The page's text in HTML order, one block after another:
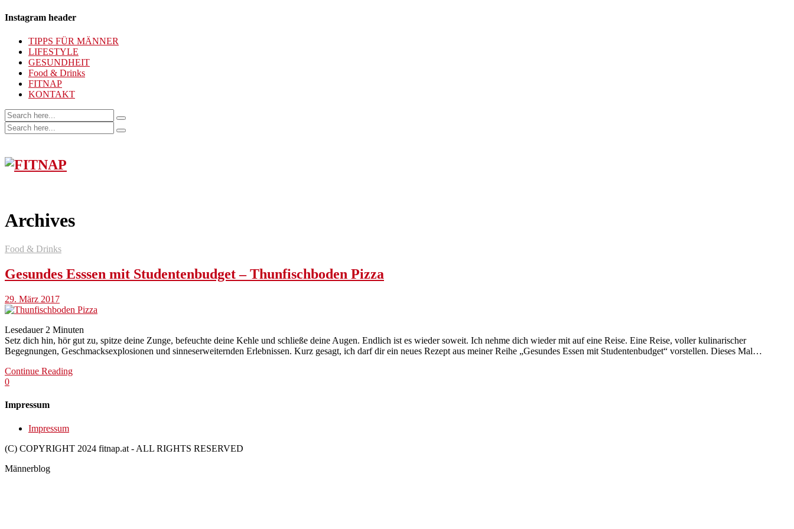
Instagram header
TIPPS FÜR MÄNNER
LIFESTYLE
GESUNDHEIT
Food & Drinks
FITNAP
KONTAKT
Archives
Food & Drinks
Gesundes Esssen mit Studentenbudget – Thunfischboden Pizza
29. März 2017
Lesedauer 2 Minuten
Setz dich hin, hör gut zu, spitze deine Zunge, befeuchte deine Kehle und schließe deine Augen. Endlich ist es wieder soweit. Ich nehme dich wieder mit auf eine Reise. Eine Reise, voller kulinarischer
Begegnungen, Geschmacksexplosionen und sinneserweiternden Erlebnissen. Kurz gesagt, ich darf dir ein neues Rezept aus meiner Reihe „Gesundes Essen mit Studentenbudget“ vorstellen. Dieses Mal…
Continue Reading
0
Impressum
Impressum
(C) COPYRIGHT 2024 fitnap.at - ALL RIGHTS RESERVED
Männerblog